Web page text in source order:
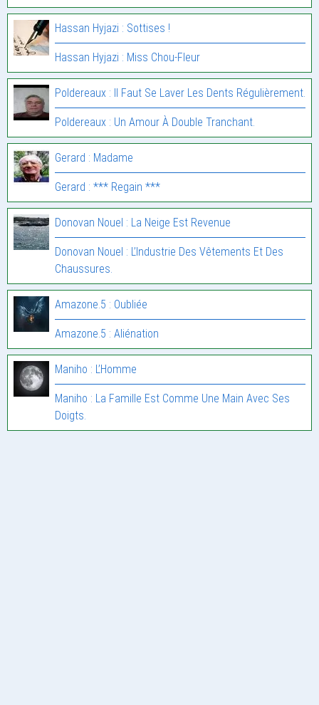
Hassan Hyjazi : Sottises !
Hassan Hyjazi : Miss Chou-Fleur
Poldereaux : Il Faut Se Laver Les Dents Régulièrement.
Poldereaux : Un Amour À Double Tranchant.
Gerard : Madame
Gerard : *** Regain ***
Donovan Nouel : La Neige Est Revenue
Donovan Nouel : L’Industrie Des Vêtements Et Des
Chaussures.
Amazone.5 : Oubliée
Amazone.5 : Aliénation
Maniho : L’Homme
Maniho : La Famille Est Comme Une Main Avec Ses
Doigts.